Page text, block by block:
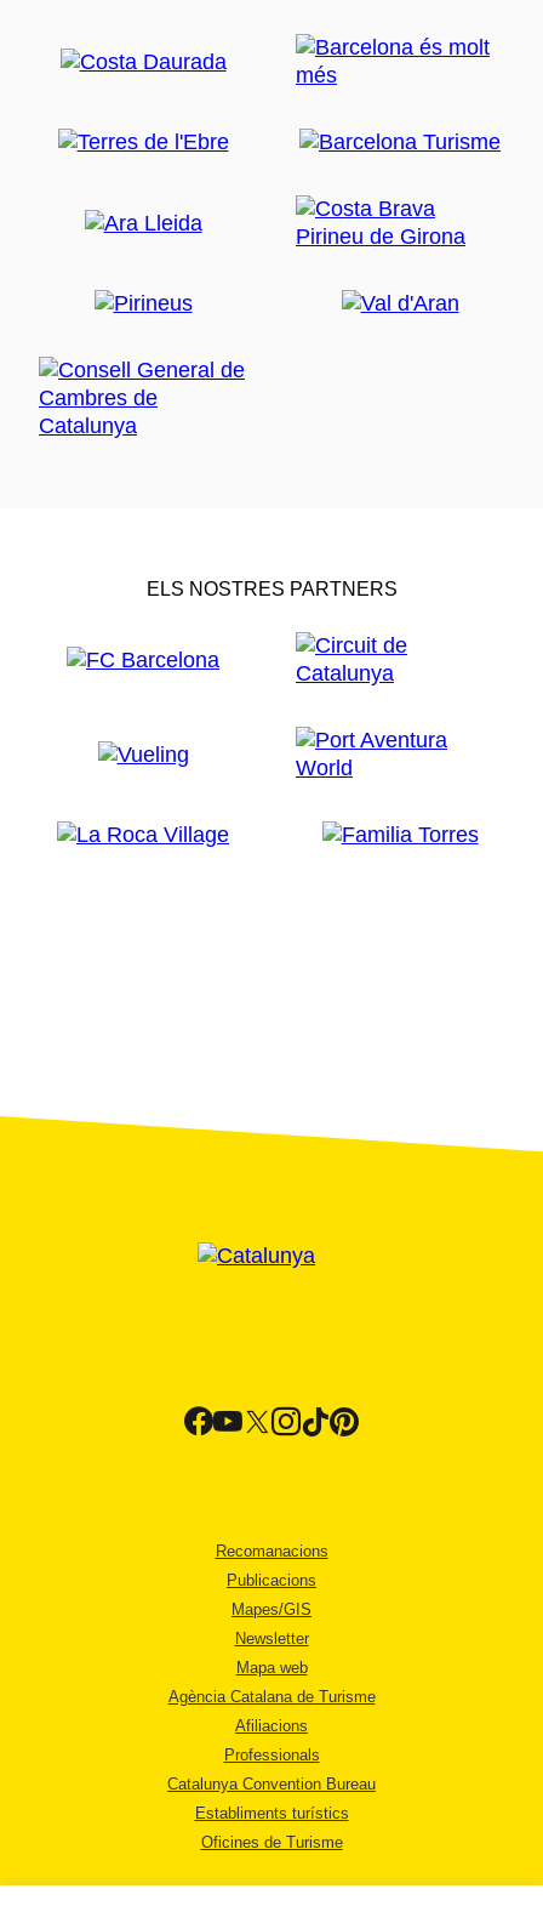
ELS NOSTRES PARTNERS
Recomanacions
Publicacions
Mapes/GIS
Newsletter
Mapa web
Agència Catalana de Turisme
Afiliacions
Professionals
Catalunya Convention Bureau
Establiments turístics
Oficines de Turisme